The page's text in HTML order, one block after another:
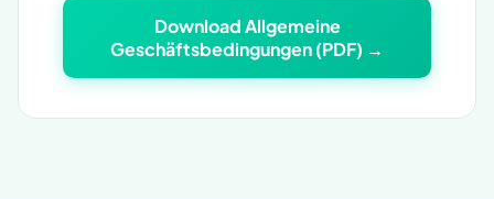
Download Allgemeine
Geschäftsbedingungen (PDF) →